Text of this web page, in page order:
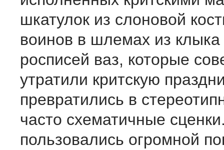
шкатулок из слоновой
воинов в шлемах из
росписей ваз, которые
утратили критскую
превратились в
часто схематичные
пользовались огромной